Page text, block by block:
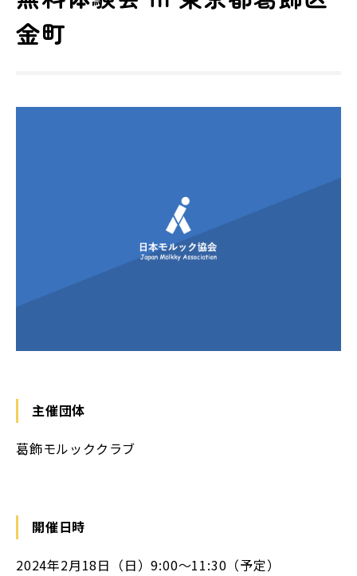
金町
主催団体
葛飾モルッククラブ
開催日時
2024年2月18日（日）9:00〜11:30（予定）